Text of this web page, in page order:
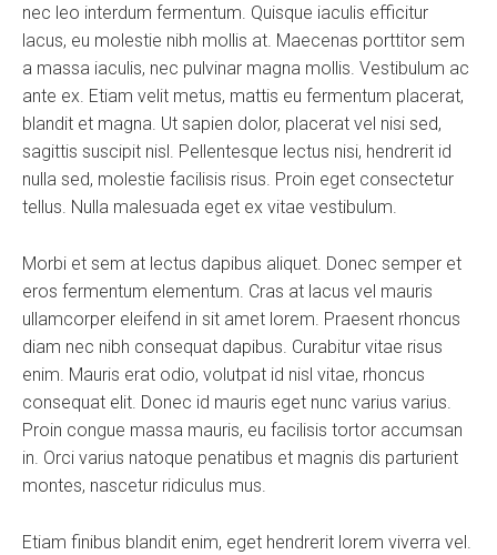
nec leo interdum fermentum. Quisque iaculis efficitur
lacus, eu molestie nibh mollis at. Maecenas porttitor sem
a massa iaculis, nec pulvinar magna mollis. Vestibulum ac
ante ex. Etiam velit metus, mattis eu fermentum placerat,
blandit et magna. Ut sapien dolor, placerat vel nisi sed,
sagittis suscipit nisl. Pellentesque lectus nisi, hendrerit id
nulla sed, molestie facilisis risus. Proin eget consectetur
tellus. Nulla malesuada eget ex vitae vestibulum.
Morbi et sem at lectus dapibus aliquet. Donec semper et
eros fermentum elementum. Cras at lacus vel mauris
ullamcorper eleifend in sit amet lorem. Praesent rhoncus
diam nec nibh consequat dapibus. Curabitur vitae risus
enim. Mauris erat odio, volutpat id nisl vitae, rhoncus
consequat elit. Donec id mauris eget nunc varius varius.
Proin congue massa mauris, eu facilisis tortor accumsan
in. Orci varius natoque penatibus et magnis dis parturient
montes, nascetur ridiculus mus.
Etiam finibus blandit enim, eget hendrerit lorem viverra vel.